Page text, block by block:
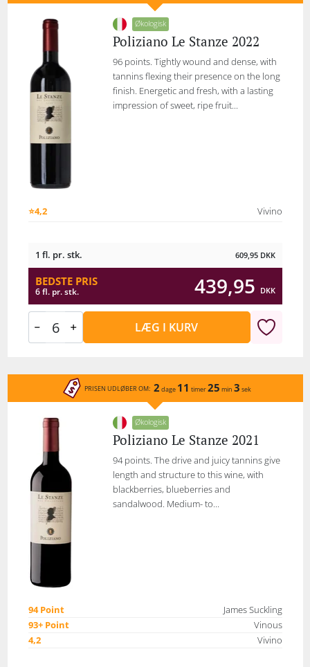
Økologisk
Poliziano Le Stanze 2022
96 points. Tightly wound and dense, with
tannins flexing their presence on the long
finish. Energetic and fresh, with a lasting
impression of sweet, ripe fruit...
⭐4,2 Vivino
1 fl. pr. stk. 609,95 DKK
BEDSTE PRIS
6 fl. pr. stk. 439,95 DKK
LÆG I KURV
PRISEN UDLØBER OM: 2 dage 11 timer25 min 3 sek
Økologisk
Poliziano Le Stanze 2021
94 points. The drive and juicy tannins give
length and structure to this wine, with
blackberries, blueberries and
sandalwood. Medium- to...
94 Point
James Suckling
93+ Point
Vinous
4,2
Vivino